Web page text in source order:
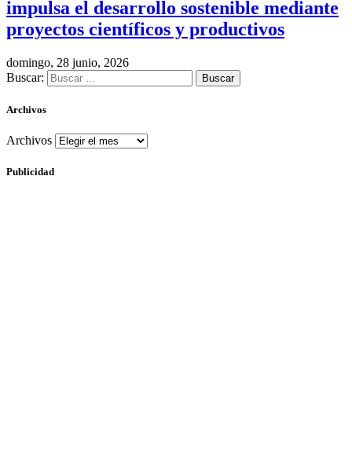
impulsa el desarrollo sostenible mediante
proyectos científicos y productivos
domingo, 28 junio, 2026
Buscar:
Archivos
Archivos
Publicidad